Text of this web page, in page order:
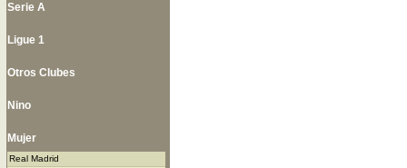
Serie A
Ligue 1
Otros Clubes
Nino
Mujer
Real Madrid